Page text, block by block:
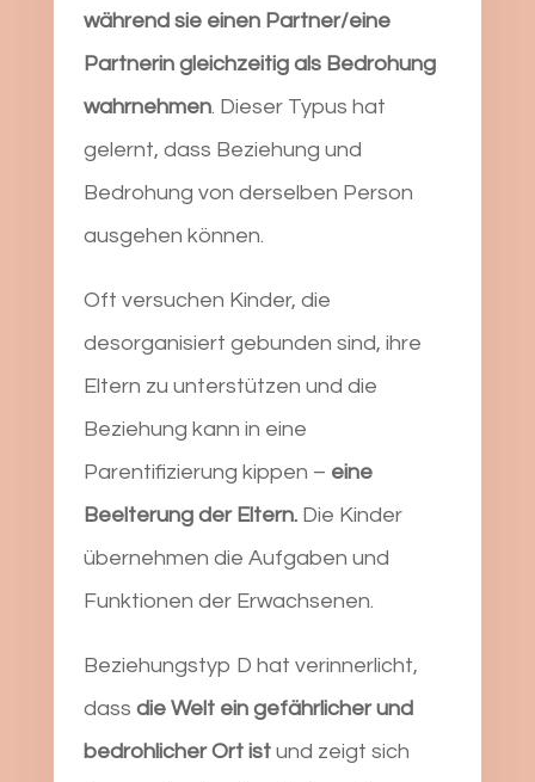
während sie einen Partner/eine
Partnerin gleichzeitig als Bedrohung
wahrnehmen. Dieser Typus hat
gelernt, dass Beziehung und
Bedrohung von derselben Person
ausgehen können.
Oft versuchen Kinder, die
desorganisiert gebunden sind, ihre
Eltern zu unterstützen und die
Beziehung kann in eine
Parentifizierung kippen – eine
Beelterung der Eltern.Die Kinder
übernehmen die Aufgaben und
Funktionen der Erwachsenen.
Beziehungstyp D hat verinnerlicht,
dass die Welt ein gefährlicher und
bedrohlicher Ort istund zeigt sich